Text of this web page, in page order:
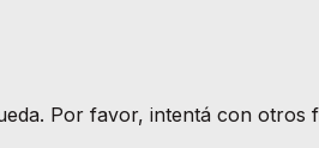
Por favor, intentá con otros